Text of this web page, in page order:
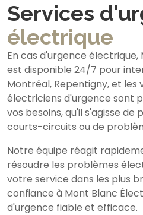
Services
électrique
En cas d'urgence
est disponible 24/7 pour
Montréal, Repentigny, et les
électriciens d'urgence sont
vos besoins, qu'il s'agisse de
courts-circuits ou de
Notre équipe réagit
résoudre les problèmes
votre service dans les plus
confiance à Mont Blanc
d'urgence fiable et efficace.